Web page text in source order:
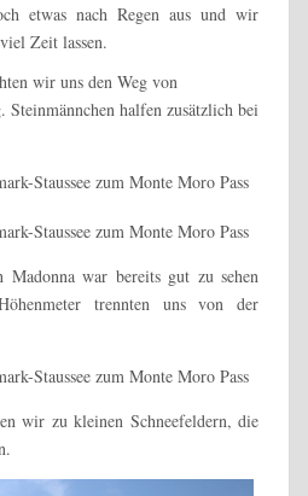
etwas nach Regen aus und wir
Zeit lassen.
wir uns den Weg von
halfen zusätzlich bei
Madonna war bereits gut zu sehen
trennten uns von der
wir zu kleinen Schneefeldern, die